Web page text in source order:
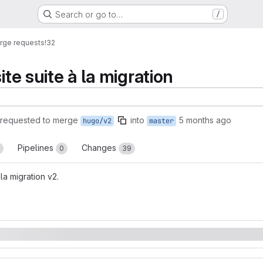
Search or go to… /
requests!32
suite à la migration
requested to merge
hugo/v2 into master 5 months ago
Pipelines 0 Changes 39
migration v2.